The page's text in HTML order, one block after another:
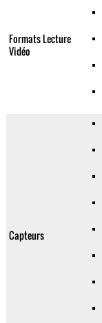
Formats Lecture
Vidéo
Capteurs